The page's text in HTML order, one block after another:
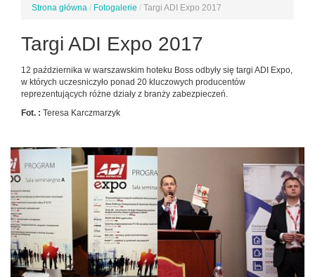
Jesteś
Strona główna / Fotogalerie / Targi ADI Expo 2017
Targi ADI Expo 2017
12 października w warszawskim hoteku Boss odbyły się targi ADI Expo,
w których uczesniczyło ponad 20 kluczowych producentów
reprezentujących różne działy z branży zabezpieczeń.
Fot. : Teresa Karczmarzyk